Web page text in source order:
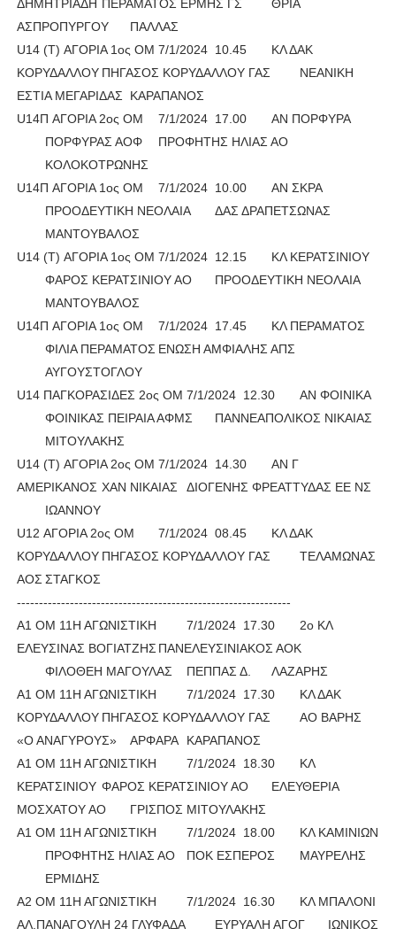
ΔΗΜΗΤΡΙΑΔΗ ΠΕΡΑΜΑΤΟΣ ΕΡΜΗΣ ΓΣ
ΘΡΙΑ
ΑΣΠΡΟΠΥΡΓΟΥ
ΠΑΛΛΑΣ
U14 (Τ) ΑΓΟΡΙΑ 1ος ΟΜ 7/1/2024 10.45
ΚΛ ΔΑΚ
ΚΟΡΥΔΑΛΛΟΥ ΠΗΓΑΣΟΣ ΚΟΡΥΔΑΛΛΟΥ ΓΑΣ
ΝΕΑΝΙΚΗ
ΕΣΤΙΑ ΜΕΓΑΡΙΔΑΣ
ΚΑΡΑΠΑΝΟΣ
U14Π AΓΟΡΙΑ 2ος ΟΜ
7/1/2024 17.00
ΑΝ ΠΟΡΦΥΡΑ
ΠΟΡΦΥΡΑΣ ΑΟΦ
ΠΡΟΦΗΤΗΣ ΗΛΙΑΣ ΑΟ
ΚΟΛΟΚΟΤΡΩΝΗΣ
U14Π AΓΟΡΙΑ 1ος ΟΜ
7/1/2024 10.00
ΑΝ ΣΚΡΑ
ΠΡΟΟΔΕΥΤΙΚΗ ΝΕΟΛΑΙΑ
ΔΑΣ ΔΡΑΠΕΤΣΩΝΑΣ
ΜΑΝΤΟΥΒΑΛΟΣ
U14 (Τ) ΑΓΟΡΙΑ 1ος ΟΜ 7/1/2024 12.15
ΚΛ ΚΕΡΑΤΣΙΝΙΟΥ
ΦΑΡΟΣ ΚΕΡΑΤΣΙΝΙΟΥ ΑΟ
ΠΡΟΟΔΕΥΤΙΚΗ ΝΕΟΛΑΙΑ
ΜΑΝΤΟΥΒΑΛΟΣ
U14Π AΓΟΡΙΑ 1ος ΟΜ
7/1/2024 17.45
ΚΛ ΠΕΡΑΜΑΤΟΣ
ΦΙΛΙΑ ΠΕΡΑΜΑΤΟΣ ΕΝΩΣΗ ΑΜΦΙΑΛΗΣ ΑΠΣ
ΑΥΓΟΥΣΤΟΓΛΟΥ
U14 ΠΑΓΚΟΡΑΣΙΔΕΣ 2ος ΟΜ 7/1/2024 12.30
ΑΝ ΦΟΙΝΙΚΑ
ΦΟΙΝΙΚΑΣ ΠΕΙΡΑΙΑ ΑΦΜΣ
ΠΑΝΝΕΑΠΟΛΙΚΟΣ ΝΙΚΑΙΑΣ
ΜΙΤΟΥΛΑΚΗΣ
U14 (Τ) ΑΓΟΡΙΑ 2ος ΟΜ 7/1/2024 14.30
ΑΝ Γ
ΑΜΕΡΙΚΑΝΟΣ ΧΑΝ ΝΙΚΑΙΑΣ
ΔΙΟΓΕΝΗΣ ΦΡΕΑΤΤΥΔΑΣ ΕΕ ΝΣ
ΙΩΑΝΝΟΥ
U12 ΑΓΟΡΙΑ 2ος ΟΜ
7/1/2024 08.45
ΚΛ ΔΑΚ
ΚΟΡΥΔΑΛΛΟΥ ΠΗΓΑΣΟΣ ΚΟΡΥΔΑΛΛΟΥ ΓΑΣ
ΤΕΛΑΜΩΝΑΣ
ΑΟΣ ΣΤΑΓΚΟΣ
Α1 ΟΜ 11Η ΑΓΩΝΙΣΤΙΚΗ
7/1/2024 17.30
2ο ΚΛ
ΕΛΕΥΣΙΝΑΣ ΒΟΓΙΑΤΖΗΣ ΠΑΝΕΛΕΥΣΙΝΙΑΚΟΣ ΑΟΚ
ΦΙΛΟΘΕΗ ΜΑΓΟΥΛΑΣ
ΠΕΠΠΑΣ Δ.
ΛΑΖΑΡΗΣ
Α1 ΟΜ 11Η ΑΓΩΝΙΣΤΙΚΗ
7/1/2024 17.30
ΚΛ ΔΑΚ
ΚΟΡΥΔΑΛΛΟΥ ΠΗΓΑΣΟΣ ΚΟΡΥΔΑΛΛΟΥ ΓΑΣ
ΑΟ ΒΑΡΗΣ
«Ο ΑΝΑΓΥΡΟΥΣ»
ΑΡΦΑΡΑ
ΚΑΡΑΠΑΝΟΣ
Α1 ΟΜ 11Η ΑΓΩΝΙΣΤΙΚΗ
7/1/2024 18.30
ΚΛ
ΚΕΡΑΤΣΙΝΙΟΥ ΦΑΡΟΣ ΚΕΡΑΤΣΙΝΙΟΥ ΑΟ
ΕΛΕΥΘΕΡΙΑ
ΜΟΣΧΑΤΟΥ ΑΟ
ΓΡΙΣΠΟΣ ΜΙΤΟΥΛΑΚΗΣ
Α1 ΟΜ 11Η ΑΓΩΝΙΣΤΙΚΗ
7/1/2024 18.00
ΚΛ ΚΑΜΙΝΙΩΝ
ΠΡΟΦΗΤΗΣ ΗΛΙΑΣ ΑΟ
ΠΟΚ ΕΣΠΕΡΟΣ
ΜΑΥΡΕΛΗΣ
ΕΡΜΙΔΗΣ
Α2 ΟΜ 11Η ΑΓΩΝΙΣΤΙΚΗ
7/1/2024 16.30
ΚΛ ΜΠΑΛΟΝΙ
ΑΛ.ΠΑΝΑΓΟΥΛΗ 24 ΓΛΥΦΑΔΑ
ΕΥΡΥΑΛΗ ΑΓΟΓ
ΙΩΝΙΚΟΣ